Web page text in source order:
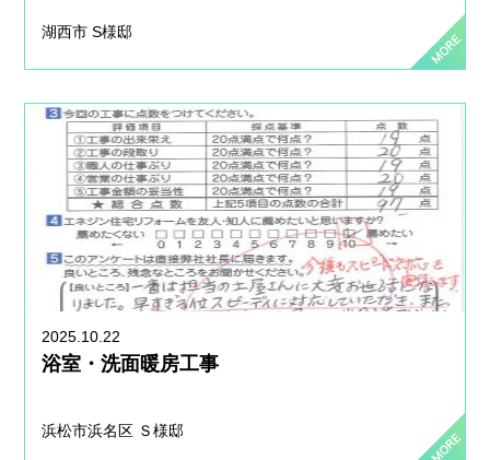
湖西市 S様邸
2025.10.22
浴室・洗面暖房工事
浜松市浜名区 Ｓ様邸